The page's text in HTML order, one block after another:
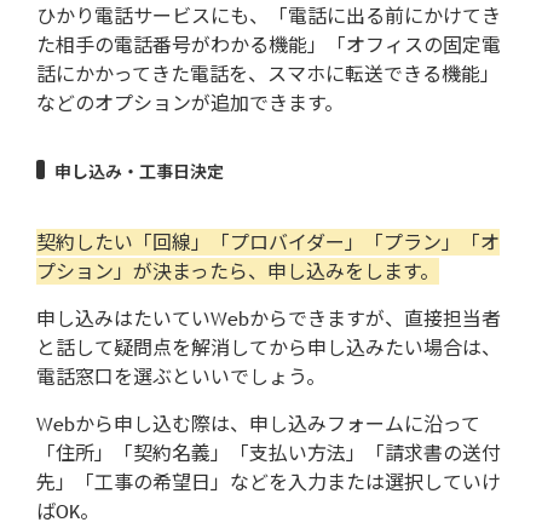
ひかり電話サービスにも、「電話に出る前にかけてき
た相手の電話番号がわかる機能」「オフィスの固定電
話にかかってきた電話を、スマホに転送できる機能」
などのオプションが追加できます。
申し込み・工事日決定
契約したい「回線」「プロバイダー」「プラン」「オ
プション」が決まったら、申し込みをします。
申し込みはたいていWebからできますが、直接担当者
と話して疑問点を解消してから申し込みたい場合は、
電話窓口を選ぶといいでしょう。
Webから申し込む際は、申し込みフォームに沿って
「住所」「契約名義」「支払い方法」「請求書の送付
先」「工事の希望日」などを入力または選択していけ
ばOK。